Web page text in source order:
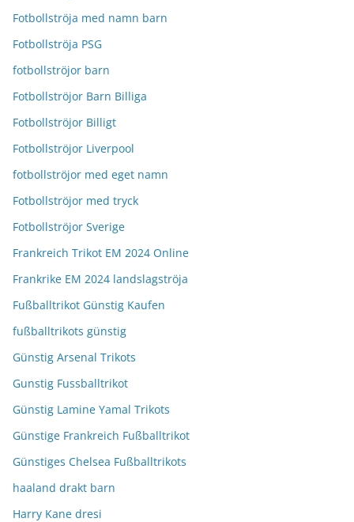
Fotbollströja med namn barn
Fotbollströja PSG
fotbollströjor barn
Fotbollströjor Barn Billiga
Fotbollströjor Billigt
Fotbollströjor Liverpool
fotbollströjor med eget namn
Fotbollströjor med tryck
Fotbollströjor Sverige
Frankreich Trikot EM 2024 Online
Frankrike EM 2024 landslagströja
Fußballtrikot Günstig Kaufen
fußballtrikots günstig
Günstig Arsenal Trikots
Gunstig Fussballtrikot
Günstig Lamine Yamal Trikots
Günstige Frankreich Fußballtrikot
Günstiges Chelsea Fußballtrikots
haaland drakt barn
Harry Kane dresi